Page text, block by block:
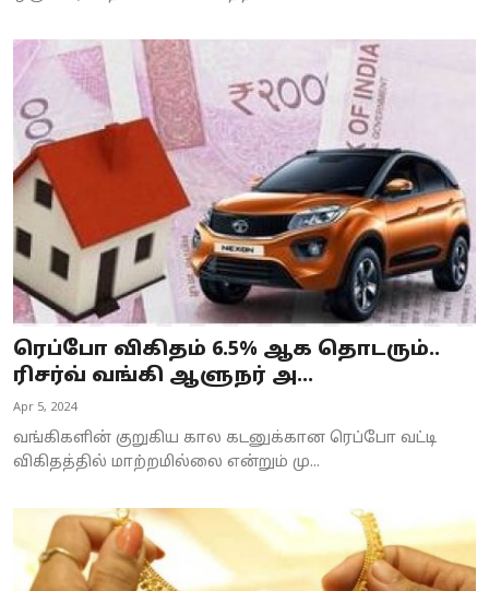
ரெப்போ விகிதம் 6.5% ஆக தொடரும்..
ரிசர்வ் வங்கி ஆளுநர் அ...
Apr 5, 2024
வங்கிகளின் குறுகிய கால கடனுக்கான ரெப்போ வட்டி
விகிதத்தில் மாற்றமில்லை என்றும் மு...